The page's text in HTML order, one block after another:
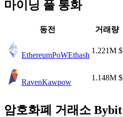
마이닝 풀 통화
동전 거래량
EthereumPoWEthash
1.221M $
RavenKawpow
1.148M $
암호화폐 거래소 Bybit